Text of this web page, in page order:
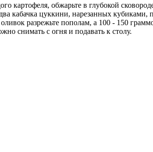
картофеля, обжарьте в глубокой
кабачка цуккини, нарезанных кубиками,
разрежьте пополам, а 100 - 150
снимать с огня и подавать к столу.